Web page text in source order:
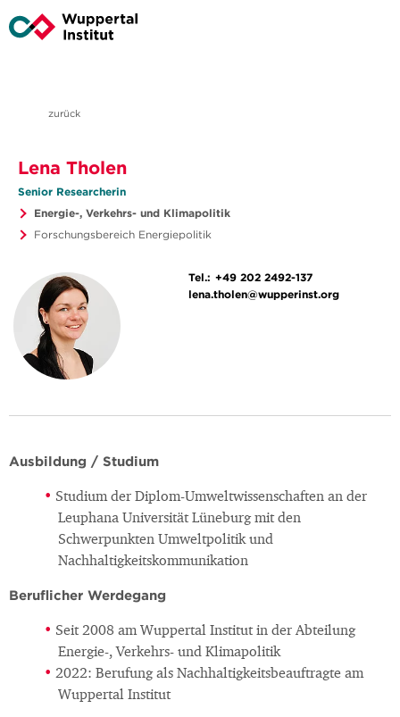
zurück
Lena Tholen
Senior Researcherin
Energie-, Verkehrs- und Klimapolitik
Forschungsbereich Energiepolitik
Tel.: +49 202 2492-137
lena.tholen@wupperinst.org
Ausbildung / Studium
Studium der Diplom-Umweltwissenschaften an der
Leuphana Universität Lüneburg mit den
Schwerpunkten Umweltpolitik und
Nachhaltigkeitskommunikation
Beruflicher Werdegang
Seit 2008 am Wuppertal Institut in der Abteilung
Energie-, Verkehrs- und Klimapolitik
2022: Berufung als Nachhaltigkeitsbeauftragte am
Wuppertal Institut